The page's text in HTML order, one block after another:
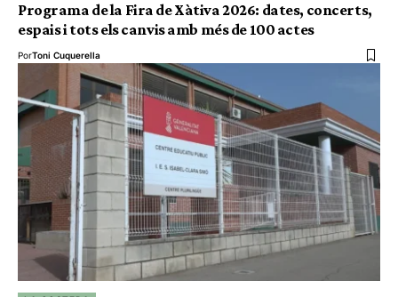
Programa de la Fira de Xàtiva 2026: dates, concerts,
espais i tots els canvis amb més de 100 actes
PorToni Cuquerella